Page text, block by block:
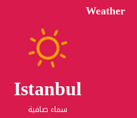
Weather
Istanbul
سماء صافية